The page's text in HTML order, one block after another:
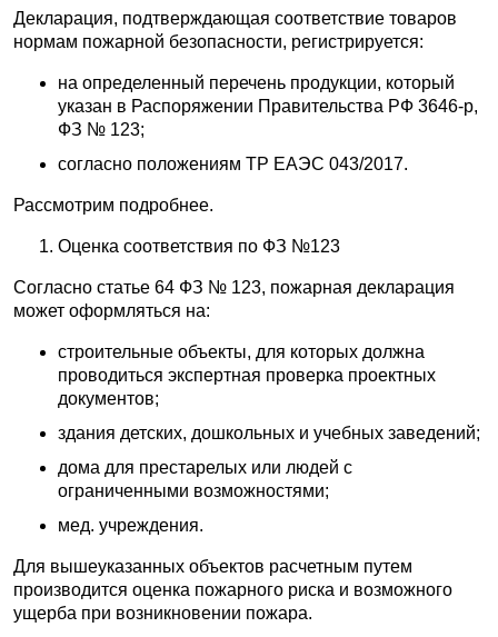
Декларация, подтверждающая соответствие товаров
нормам пожарной безопасности, регистрируется:
на определенный перечень продукции, который
указан в Распоряжении Правительства РФ 3646-р,
ФЗ № 123;
согласно положениям ТР ЕАЭС 043/2017.
Рассмотрим подробнее.
Оценка соответствия по ФЗ №123
Согласно статье 64 ФЗ № 123, пожарная декларация
может оформляться на:
строительные объекты, для которых должна
проводиться экспертная проверка проектных
документов;
здания детских, дошкольных и учебных заведений;
дома для престарелых или людей с
ограниченными возможностями;
мед. учреждения.
Для вышеуказанных объектов расчетным путем
производится оценка пожарного риска и возможного
ущерба при возникновении пожара.